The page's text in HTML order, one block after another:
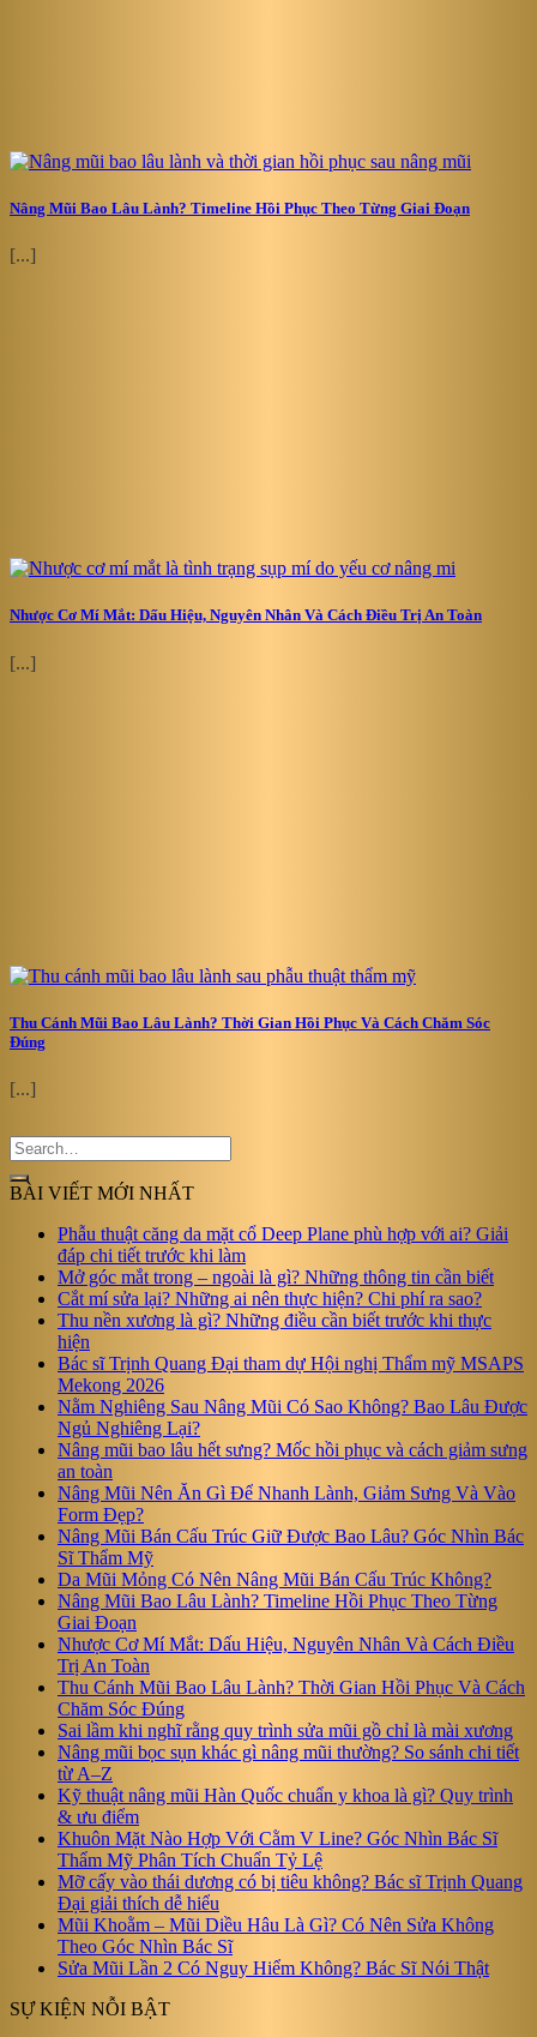
Nâng Mũi Bao Lâu Lành? Timeline Hồi Phục Theo Từng Giai Đoạn
[...]
Nhược Cơ Mí Mắt: Dấu Hiệu, Nguyên Nhân Và Cách Điều Trị An Toàn
[...]
Thu Cánh Mũi Bao Lâu Lành? Thời Gian Hồi Phục Và Cách Chăm Sóc
Đúng
[...]
BÀI VIẾT MỚI NHẤT
Phẫu thuật căng da mặt cổ Deep Plane phù hợp với ai? Giải
đáp chi tiết trước khi làm
Mở góc mắt trong – ngoài là gì? Những thông tin cần biết
Cắt mí sửa lại? Những ai nên thực hiện? Chi phí ra sao?
Thu nền xương là gì? Những điều cần biết trước khi thực
hiện
Bác sĩ Trịnh Quang Đại tham dự Hội nghị Thẩm mỹ MSAPS
Mekong 2026
Nằm Nghiêng Sau Nâng Mũi Có Sao Không? Bao Lâu Được
Ngủ Nghiêng Lại?
Nâng mũi bao lâu hết sưng? Mốc hồi phục và cách giảm sưng
an toàn
Nâng Mũi Nên Ăn Gì Để Nhanh Lành, Giảm Sưng Và Vào
Form Đẹp?
Nâng Mũi Bán Cấu Trúc Giữ Được Bao Lâu? Góc Nhìn Bác
Sĩ Thẩm Mỹ
Da Mũi Mỏng Có Nên Nâng Mũi Bán Cấu Trúc Không?
Nâng Mũi Bao Lâu Lành? Timeline Hồi Phục Theo Từng
Giai Đoạn
Nhược Cơ Mí Mắt: Dấu Hiệu, Nguyên Nhân Và Cách Điều
Trị An Toàn
Thu Cánh Mũi Bao Lâu Lành? Thời Gian Hồi Phục Và Cách
Chăm Sóc Đúng
Sai lầm khi nghĩ rằng quy trình sửa mũi gồ chỉ là mài xương
Nâng mũi bọc sụn khác gì nâng mũi thường? So sánh chi tiết
từ A–Z
Kỹ thuật nâng mũi Hàn Quốc chuẩn y khoa là gì? Quy trình
& ưu điểm
Khuôn Mặt Nào Hợp Với Cằm V Line? Góc Nhìn Bác Sĩ
Thẩm Mỹ Phân Tích Chuẩn Tỷ Lệ
Mỡ cấy vào thái dương có bị tiêu không? Bác sĩ Trịnh Quang
Đại giải thích dễ hiểu
Mũi Khoằm – Mũi Diều Hâu Là Gì? Có Nên Sửa Không
Theo Góc Nhìn Bác Sĩ
Sửa Mũi Lần 2 Có Nguy Hiểm Không? Bác Sĩ Nói Thật
SỰ KIỆN NỖI BẬT